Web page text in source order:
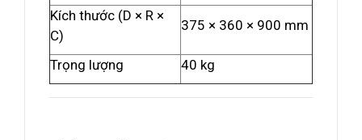
Kích thước (D × R ×
C)
375 × 360 × 900 mm
Trọng lượng 40 kg